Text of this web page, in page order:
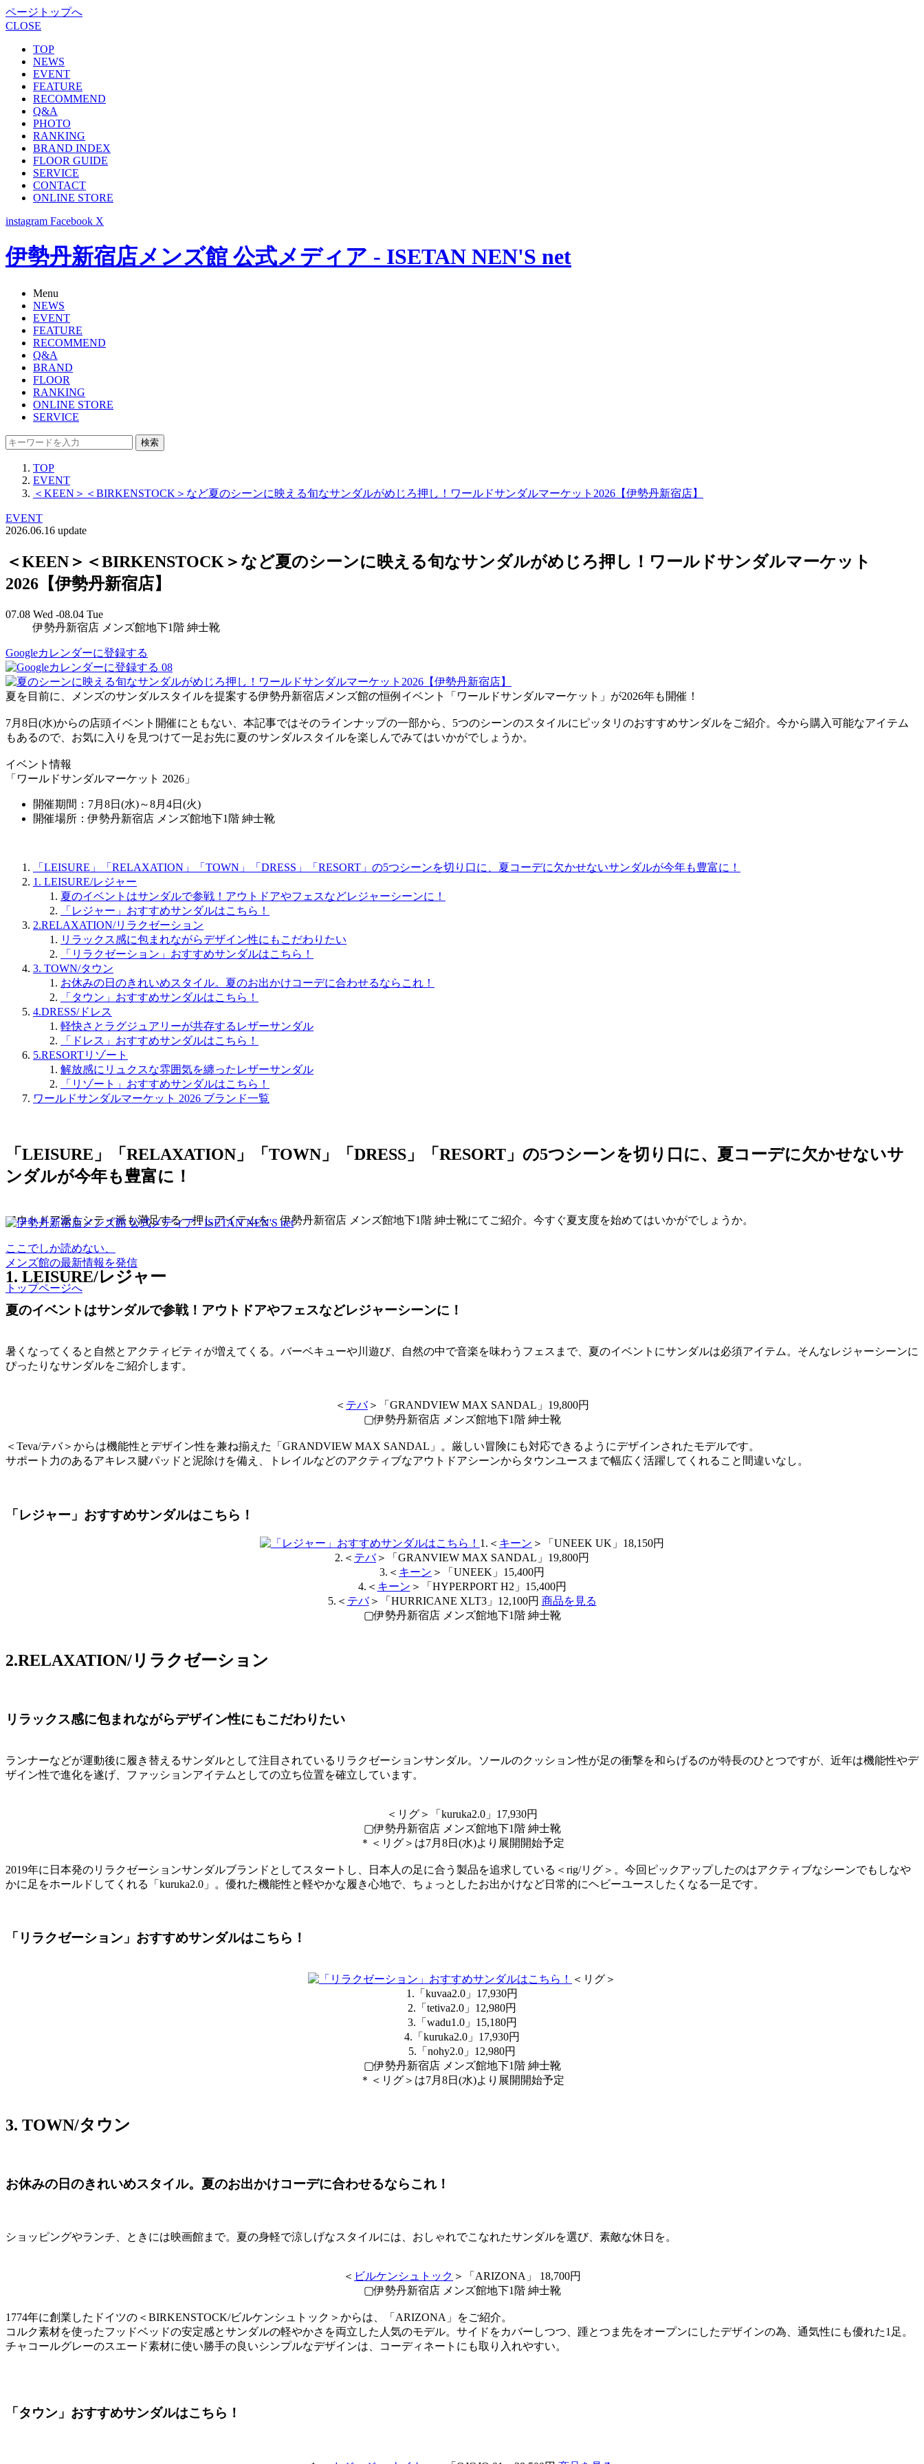
ページトップへ
CLOSE
TOP
NEWS
EVENT
FEATURE
RECOMMEND
Q&A
PHOTO
RANKING
BRAND INDEX
FLOOR GUIDE
SERVICE
CONTACT
ONLINE STORE
instagram Facebook X
伊勢丹新宿店メンズ館 公式メディア - ISETAN NEN'S net
Menu
NEWS
EVENT
FEATURE
RECOMMEND
Q&A
BRAND
FLOOR
RANKING
ONLINE STORE
SERVICE
検索
TOP
EVENT
＜KEEN＞＜BIRKENSTOCK＞など夏のシーンに映える旬なサンダルがめじろ押し！ワールドサンダルマーケット2026【伊勢丹新宿店】
EVENT
2026.06.16 update
＜KEEN＞＜BIRKENSTOCK＞など夏のシーンに映える旬なサンダルがめじろ押し！ワールドサンダルマーケット
2026【伊勢丹新宿店】
07.08 Wed -08.04 Tue
伊勢丹新宿店 メンズ館地下1階 紳士靴
Googleカレンダーに登録する
08
夏を目前に、メンズのサンダルスタイルを提案する伊勢丹新宿店メンズ館の恒例イベント「ワールドサンダルマーケット」が2026年も開催！
7月8日(水)からの店頭イベント開催にともない、本記事ではそのラインナップの一部から、5つのシーンのスタイルにピッタリのおすすめサンダルをご紹介。今から購入可能なアイテム
もあるので、お気に入りを見つけて一足お先に夏のサンダルスタイルを楽しんでみてはいかがでしょうか。
イベント情報
「ワールドサンダルマーケット 2026」
開催期間：7月8日(水)～8月4日(火)
開催場所：伊勢丹新宿店 メンズ館地下1階 紳士靴
「LEISURE」「RELAXATION」「TOWN」「DRESS」「RESORT」の5つシーンを切り口に、夏コーデに欠かせないサンダルが今年も豊富に！
1. LEISURE/レジャー
夏のイベントはサンダルで参戦！アウトドアやフェスなどレジャーシーンに！
「レジャー」おすすめサンダルはこちら！
2.RELAXATION/リラクゼーション
リラックス感に包まれながらデザイン性にもこだわりたい
「リラクゼーション」おすすめサンダルはこちら！
3. TOWN/タウン
お休みの日のきれいめスタイル。夏のお出かけコーデに合わせるならこれ！
「タウン」おすすめサンダルはこちら！
4.DRESS/ドレス
軽快さとラグジュアリーが共存するレザーサンダル
「ドレス」おすすめサンダルはこちら！
5.RESORTリゾート
解放感にリュクスな雰囲気を纏ったレザーサンダル
「リゾート」おすすめサンダルはこちら！
ワールドサンダルマーケット 2026 ブランド一覧
「LEISURE」「RELAXATION」「TOWN」「DRESS」「RESORT」の5つシーンを切り口に、夏コーデに欠かせないサ
ンダルが今年も豊富に！
アウトドア派もシティ派も満足する一押しアイテムを、伊勢丹新宿店 メンズ館地下1階 紳士靴にてご紹介。今すぐ夏支度を始めてはいかがでしょうか。
1. LEISURE/レジャー
夏のイベントはサンダルで参戦！アウトドアやフェスなどレジャーシーンに！
暑くなってくると自然とアクティビティが増えてくる。バーベキューや川遊び、自然の中で音楽を味わうフェスまで、夏のイベントにサンダルは必須アイテム。そんなレジャーシーンに
ぴったりなサンダルをご紹介します。
＜ テバ＞「GRANDVIEW MAX SANDAL」19,800円
▢伊勢丹新宿店 メンズ館地下1階 紳士靴
＜Teva/テバ＞からは機能性とデザイン性を兼ね揃えた「GRANDVIEW MAX SANDAL」。厳しい冒険にも対応できるようにデザインされたモデルです。
サポート力のあるアキレス腱パッドと泥除けを備え、トレイルなどのアクティブなアウトドアシーンからタウンユースまで幅広く活躍してくれること間違いなし。
「レジャー」おすすめサンダルはこちら！
1.＜ キーン ＞「UNEEK UK」18,150円
2.＜ テバ＞「GRANVIEW MAX SANDAL」19,800円
3.＜ キーン ＞「UNEEK」15,400円
4.＜ キーン ＞「HYPERPORT H2」15,400円
5.＜ テバ＞「HURRICANE XLT3」12,100円 商品を見る
▢伊勢丹新宿店 メンズ館地下1階 紳士靴
2.RELAXATION/リラクゼーション
リラックス感に包まれながらデザイン性にもこだわりたい
ランナーなどが運動後に履き替えるサンダルとして注目されているリラクゼーションサンダル。ソールのクッション性が足の衝撃を和らげるのが特長のひとつですが、近年は機能性やデ
ザイン性で進化を遂げ、ファッションアイテムとしての立ち位置を確立しています。
＜リグ＞「kuruka2.0」17,930円
▢伊勢丹新宿店 メンズ館地下1階 紳士靴
＊＜リグ＞は7月8日(水)より展開開始予定
2019年に日本発のリラクゼーションサンダルブランドとしてスタートし、日本人の足に合う製品を追求している＜rig/リグ＞。今回ピックアップしたのはアクティブなシーンでもしなや
かに足をホールドしてくれる「kuruka2.0」。優れた機能性と軽やかな履き心地で、ちょっとしたお出かけなど日常的にヘビーユースしたくなる一足です。
「リラクゼーション」おすすめサンダルはこちら！
＜リグ＞
1.「kuvaa2.0」17,930円
2.「tetiva2.0」12,980円
3.「wadu1.0」15,180円
4.「kuruka2.0」17,930円
5.「nohy2.0」12,980円
▢伊勢丹新宿店 メンズ館地下1階 紳士靴
＊＜リグ＞は7月8日(水)より展開開始予定
3. TOWN/タウン
お休みの日のきれいめスタイル。夏のお出かけコーデに合わせるならこれ！
ショッピングやランチ、ときには映画館まで。夏の身軽で涼しげなスタイルには、おしゃれでこなれたサンダルを選び、素敵な休日を。
＜ ビルケンシュトック ＞「ARIZONA」 18,700円
▢伊勢丹新宿店 メンズ館地下1階 紳士靴
1774年に創業したドイツの＜BIRKENSTOCK/ビルケンシュトック＞からは、「ARIZONA」をご紹介。
コルク素材を使ったフッドベッドの安定感とサンダルの軽やかさを両立した人気のモデル。サイドをカバーしつつ、踵とつま先をオープンにしたデザインの為、通気性にも優れた1足。
チャコールグレーのスエード素材に使い勝手の良いシンプルなデザインは、コーディネートにも取り入れやすい。
「タウン」おすすめサンダルはこちら！
ここでしか読めない、
メンズ館の最新情報を発信
トップページへ